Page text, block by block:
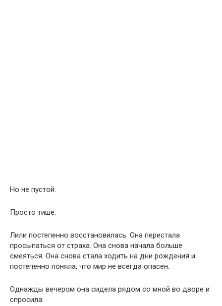
Но не пустой.
Просто тише.
Лили постепенно восстановилась. Она перестала
просыпаться от страха. Она снова начала больше
смеяться. Она снова стала ходить на дни рождения и
постепенно поняла, что мир не всегда опасен.
Однажды вечером она сидела рядом со мной во дворе и
спросила: